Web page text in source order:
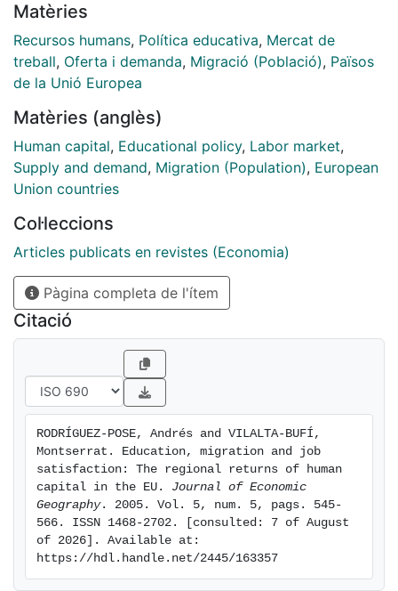
Panel (ECHP), it identifies that the economic
performance of European regions over the last few
years is generally associated with differences in
human capital endowment. However, and in contrast
such as the matching of educational supply and local
labour needs, job satisfaction, and migration may have
a stronger connection to economic performance than
the traditional measures of educational stock.
Matèries
Recursos humans, Política educativa, Mercat de
treball, Oferta i demanda, Migració (Població), Països
de la Unió Europea
Matèries (anglès)
Human capital, Educational policy, Labor market,
Supply and demand, Migration (Population), European
Union countries
Col·leccions
Articles publicats en revistes (Economia)
Pàgina completa de l'ítem
Citació
RODRÍGUEZ-POSE, Andrés and VILALTA-BUFÍ,
Montserrat. Education, migration and job
satisfaction: The regional returns of human
capital in the EU. Journal of Economic
Geography. 2005. Vol. 5, num. 5, pags. 545-
566. ISSN 1468-2702. [consulted: 7 of August
of 2026]. Available at:
https://hdl.handle.net/2445/163357